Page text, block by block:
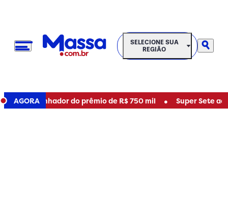
SELECIONE SUA REGIÃO
SELECIONE SUA
REGIÃO
AGORA
ganhador do prêmio de R$ 750 mil • Super Sete